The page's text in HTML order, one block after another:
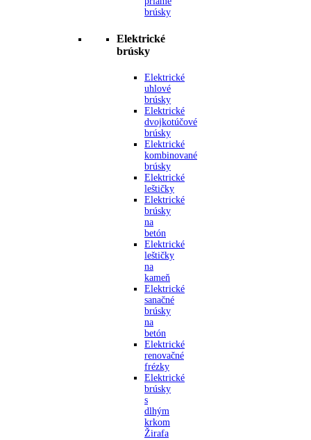
brúsky
Elektrické
brúsky
Elektrické
uhlové
brúsky
Elektrické
dvojkotúčové
brúsky
Elektrické
kombinované
brúsky
Elektrické
leštičky
Elektrické
brúsky
na
betón
Elektrické
leštičky
na
kameň
Elektrické
sanačné
brúsky
na
betón
Elektrické
renovačné
frézky
Elektrické
brúsky
s
dlhým
krkom
Žirafa